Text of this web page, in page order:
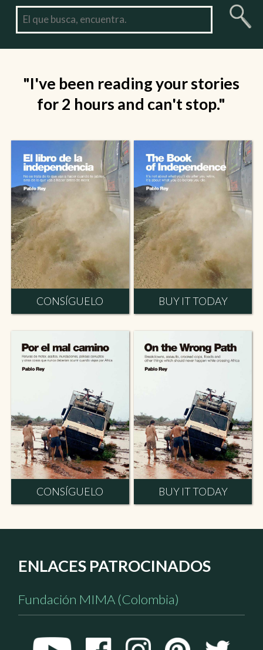
"I've been reading your stories
for 2 hours and can't stop."
CONSÍGUELO BUY IT TODAY
CONSÍGUELO BUY IT TODAY
ENLACES PATROCINADOS
Fundación MIMA (Colombia)